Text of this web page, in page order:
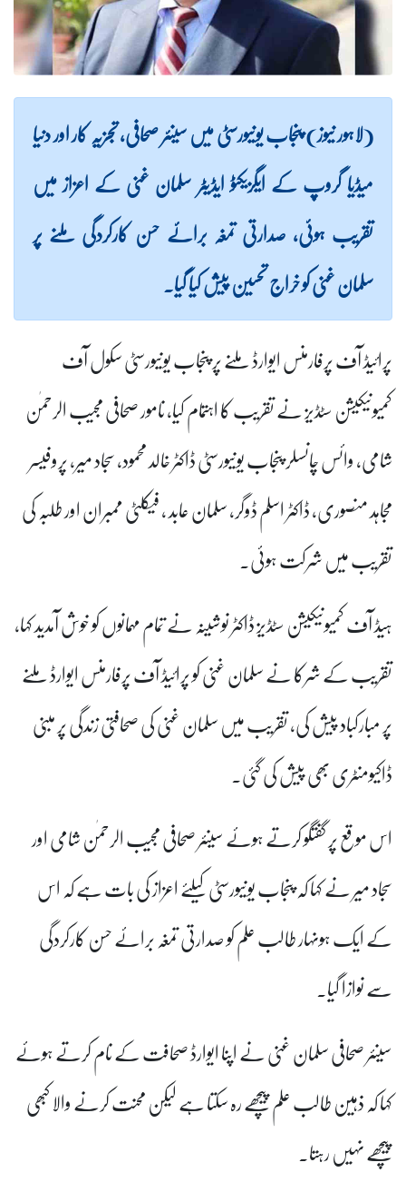
(لاہور نیوز) پنجاب یونیورسٹی میں سینئر صحافی، تجزیہ کار اور دنیا
میڈیا گروپ کے ایگزیکٹو ایڈیٹر سلمان غنی کے اعزاز میں
تقریب ہوئی، صدارتی تمغہ برائے حسن کارکردگی ملنے پر
سلمان غنی کو خراج تحسین پیش کیا گیا۔
پرائیڈ آف پرفارمنس ایوارڈ ملنے پر پنجاب یونیورسٹی سکول آف
کمیونیکیشن سٹڈیز نے تقریب کا اہتمام کیا،نامور صحافی مجیب الرحمٰن
شامی، وائس چانسلر پنجاب یونیورسٹی ڈاکٹر خالد محمود، سجاد میر، پروفیسر
مجاہد منصوری، ڈاکٹر اسلم ڈوگر، سلمان عابد ، فیکلٹی ممبران اور طلبہ کی
تقریب میں شرکت ہوئی۔
ہیڈ آف کمیونیکیشن سٹڈیز ڈاکٹر نوشینہ نے تمام مہمانوں کو خوش آمدید کہا،
تقریب کے شرکا نے سلمان غنی کو پرائیڈ آف پرفارمنس ایوارڈ ملنے
پر مبارکباد پیش کی، تقریب میں سلمان غنی کی صحافتی زندگی پر مبنی
ڈاکیومنٹری بھی پیش کی گئی۔
اس موقع پر گفتگو کرتے ہوئے سینئر صحافی مجیب الرحمٰن شامی اور
سجاد میر نے کہا کہپنجاب یونیورسٹی کیلئے اعزاز کی بات ہے کہاس
کے ایک ہونہار طالب علم کو صدارتی تمغہ برائے حسن کارکردگی
سے نوازا گیا۔
سینئر صحافی سلمان غنی نے اپنا ایوارڈ صحافت کے نام کرتے ہوئے
کہا کہذہین طالب علم پیچھے رہ سکتا ہے لیکن محنت کرنے والا کبھی
پیچھے نہیں رہتا۔